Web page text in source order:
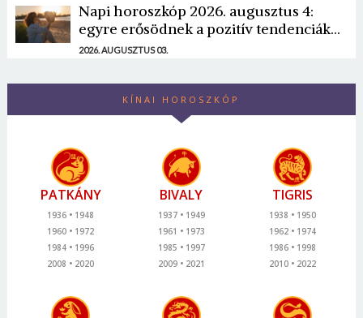
Napi horoszkóp 2026. augusztus 4:
egyre erősödnek a pozitív tendenciák...
2026. AUGUSZTUS 03.
KÍNAI HOROSZKÓP
PATKÁNY
1936
1948
1960
1972
1984
1996
2008
2020
BIVALY
1937
1949
1961
1973
1985
1997
2009
2021
TIGRIS
1938
1950
1962
1974
1986
1998
2010
2022